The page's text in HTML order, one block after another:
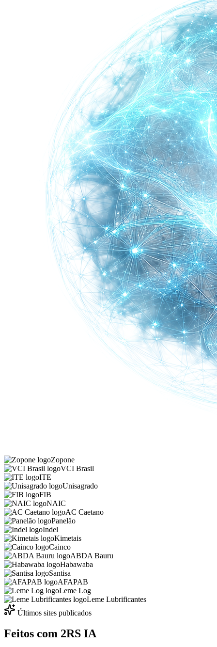
Zopone
VCI Brasil
ITE
Unisagrado
FIB
NAIC
AC Caetano
Panelão
Indel
Kimetais
Cainco
ABDA Bauru
Habawaba
Santisa
AFAPAB
Leme Log
Leme Lubrificantes
Últimos sites publicados
Feitos com 2RS IA